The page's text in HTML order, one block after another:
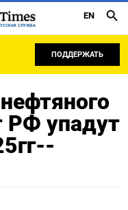
СЛУЖБА
EN
ПОДДЕРЖАТЬ
упадут